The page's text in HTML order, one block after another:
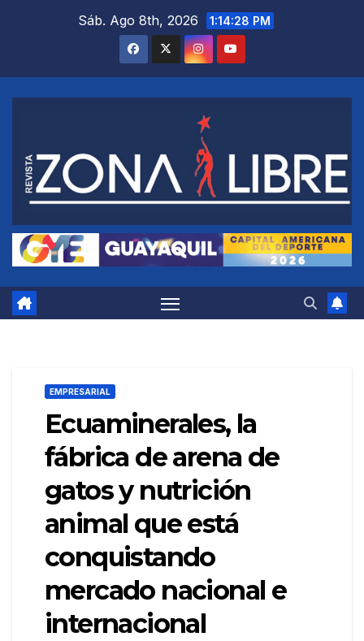
Sáb. Ago 8th, 2026 1:14:29 PM
EMPRESARIAL
Ecuaminerales, la
fábrica de arena de
gatos y nutrición
animal que está
conquistando
mercado nacional e
internacional